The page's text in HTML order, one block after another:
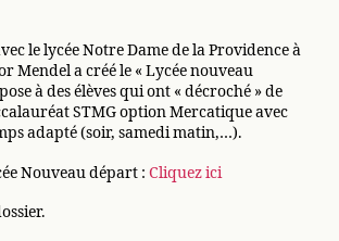
Départ
le lycée Notre Dame de la Providence à
Mendel a créé le « Lycée nouveau
à des élèves qui ont « décroché » de
STMG option Mercatique avec
adapté (soir, samedi matin,…).
Nouveau départ : Cliquez ici